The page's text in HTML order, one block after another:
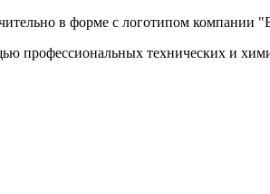
в форме с логотипом компании
профессиональных технических и